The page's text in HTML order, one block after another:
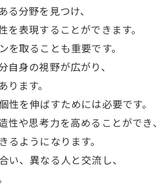
分野を見つけ、
表現することができます。
取ることも重要です。
身の視野が広がり、
ます。
を伸ばすためには必要です。
や思考力を高めることができ、
ようになります。
、異なる人と交流し、